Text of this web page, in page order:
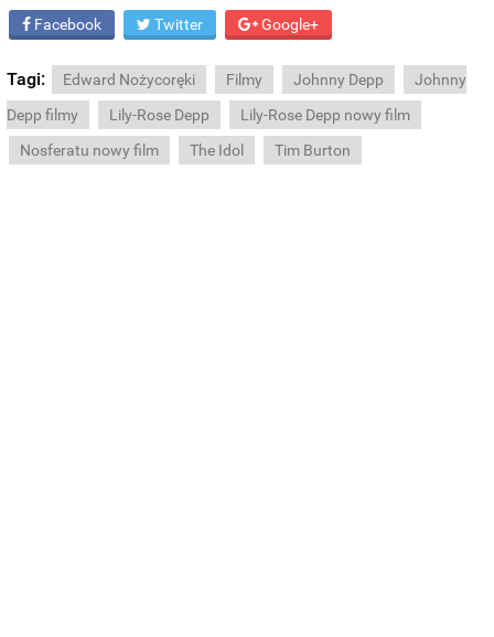
Facebook Twitter Google+
Tagi: Edward Nożycoręki Filmy Johnny Depp
Johnny
Depp filmy
Lily-Rose Depp
Lily-Rose Depp nowy film
Nosferatu nowy film
The Idol Tim Burton